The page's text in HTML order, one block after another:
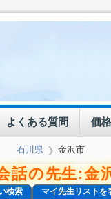
よくある質問 価
石川県 ❯ 金沢市
話の先生:金
検索 マイ先生リストを